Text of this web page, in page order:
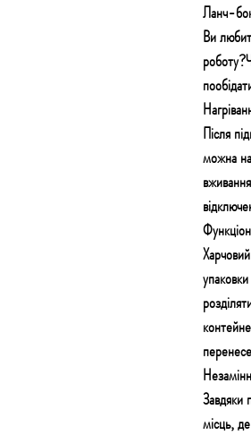
Ланч-
Ви
Після
можна
Завдяки
місць,